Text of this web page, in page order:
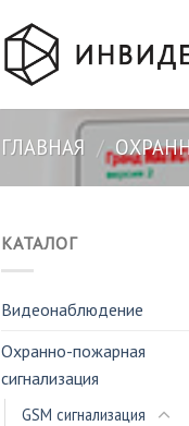
ГЛАВНАЯ /
КАТАЛОГ
Видеонаблюдение
Охранно-пожарная
сигнализация
GSM сигнализация